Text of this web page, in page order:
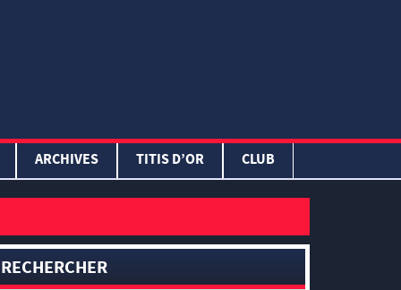
ARCHIVES TITIS D’OR CLUB
RECHERCHER